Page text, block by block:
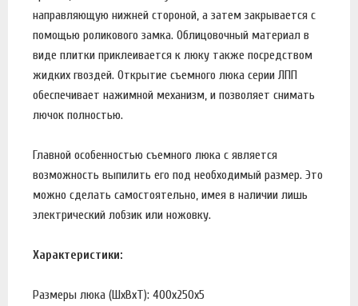
направляющую нижней стороной, а затем закрывается с
помощью роликового замка. Облицовочный материал в
виде плитки приклеивается к люку также посредством
жидких гвоздей. Открытие съемного люка серии ЛПП
обеспечивает нажимной механизм, и позволяет снимать
лючок полностью.
Главной особенностью съемного люка с является
возможность выпилить его под необходимый размер. Это
можно сделать самостоятельно, имея в наличии лишь
электрический лобзик или ножовку.
Характеристики:
Размеры люка (ШхВхТ): 400х250х5